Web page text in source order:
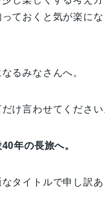
っておくと気が楽にな
るみなさんへ。
け言わせてください
年の長旅へ。
タイトルで申し訳あ